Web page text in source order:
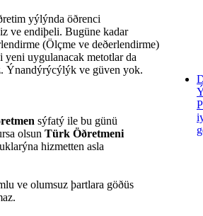
yýlýnda öðrenci
ve endiþeli. Bugüne kadar
(Ölçme ve deðerlendirme)
uygulanacak metotlar da
Ýnandýrýcýlýk ve güven yok.
sýfatý ile bu günü
olsun Türk Öðretmeni
hizmetten asla
ve olumsuz þartlara göðüs